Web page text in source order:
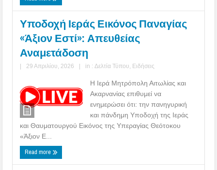
Υποδοχή Ιεράς Εικόνος Παναγίας
«Άξιον Εστί»: Απευθείας
Αναμετάδοση
| 29 Απριλίου, 2026 | in : Δελτία Τύπου Ειδήσεις
Η Ιερά Μητρόπολη Αιτωλίας και
Ακαρνανίας επιθυμεί να
ενημερώσει ότι: την πανηγυρική
και πάνδημη Υποδοχή της Ιεράς
και Θαυματουργού Εικόνος της Υπεραγίας Θεότοκου
«Άξιον Ε...
Read more